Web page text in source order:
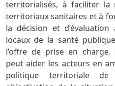
territorialisés, à faciliter la
territoriaux sanitaires et à
la décision et
locaux de la santé
l’offre de prise en charge.
peut aider les acteurs en
politique territoriale